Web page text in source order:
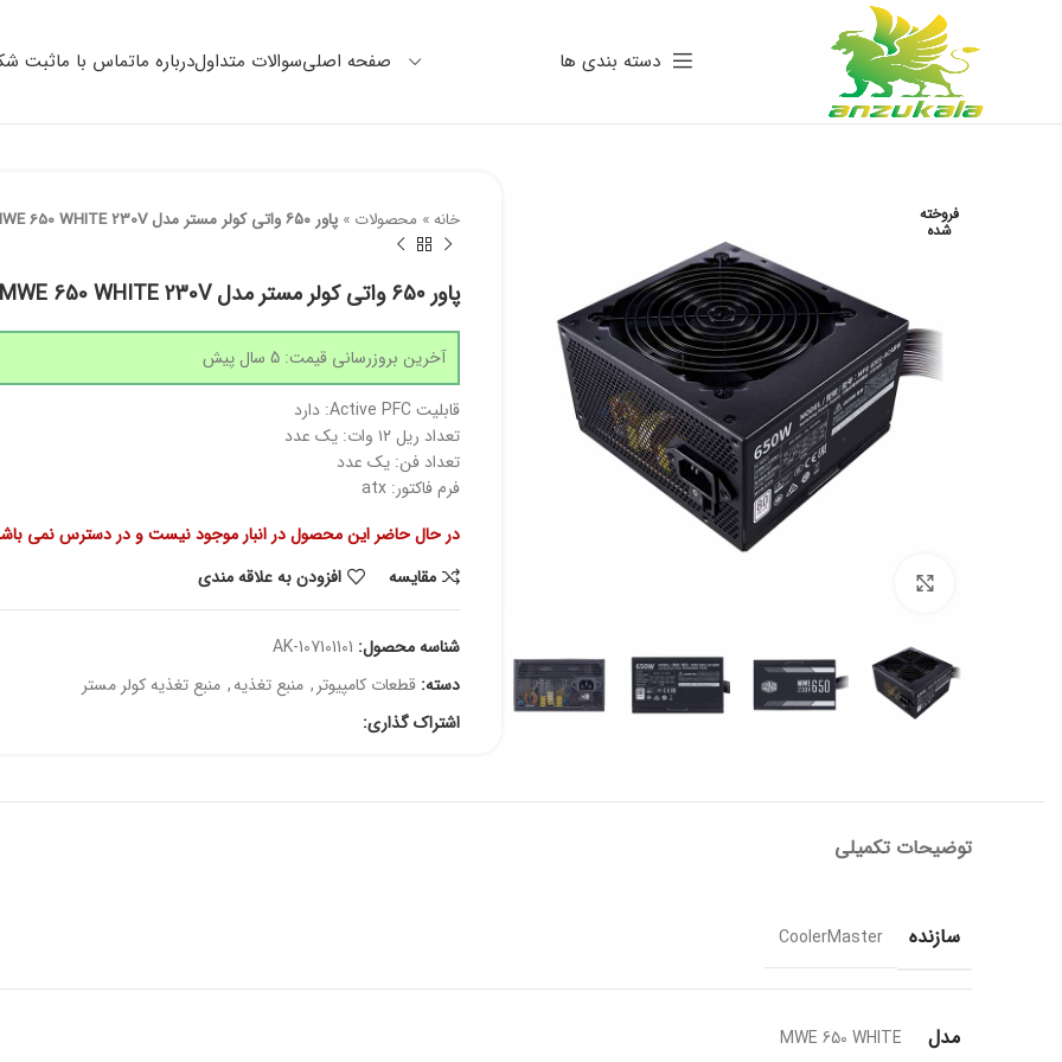
دسته بندی ها صفحه اصلیسوالات متداولدرباره ماتماس با ماثبت
فروخته
شده خانه» محصولات »پاور ۶۵۰ واتی کولر مستر مدل MWE 650 WHITE 230V
پاور ۶۵۰ واتی کولر مستر مدل MWE 650 WHITE 230V
آخرین بروزرسانی قیمت: 5 سال پیش
قابلیت Active PFC: دارد
تعداد ریل ۱۲ وات: یک عدد
تعداد فن: یک عدد
فرم فاکتور: atx
در حال حاضر این محصول در انبار موجود نیست و در دسترس نمی
مقايسه
افزودن به علاقه مندی
شناسه محصول: AK-107101101
دسته: قطعات کامپیوتر , منبع تغذیه, منبع تغذیه کولر مستر
اشتراک گذاری:
توضیحات تکمیلی
سازنده CoolerMaster
مدل MWE 650 WHITE